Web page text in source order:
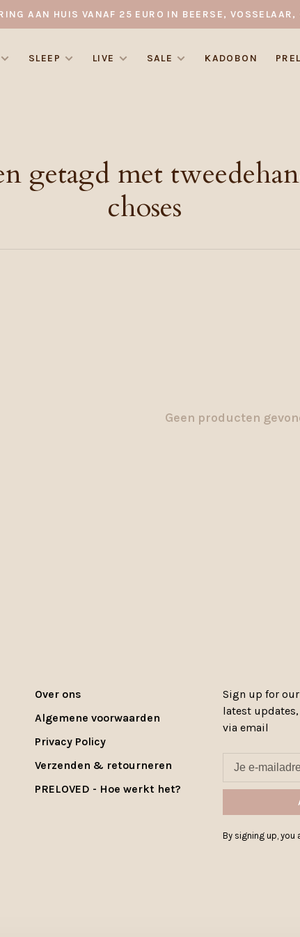
AAN HUIS VANAF 25 EURO IN BEERSE,
SLEEP LIVE SALE KADOBON
getagd met
choses
Geen producten
Over ons
Algemene voorwaarden
Privacy Policy
Verzenden & retourneren
PRELOVED - Hoe werkt het?
Sign up for
latest
via email
By signing up, you